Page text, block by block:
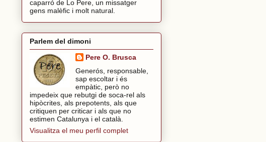
caparró de Lo Pere, un missatger
gens malèfic i molt natural.
Parlem del dimoni
Pere O. Brusca
Generós, responsable,
sap escoltar i és
empàtic, però no
impedeix que rebutgi de soca-rel als
hipòcrites, als prepotents, als que
critiquen per criticar i als que no
estimen Catalunya i el català.
Visualitza el meu perfil complet